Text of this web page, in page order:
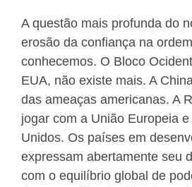
A questão mais profunda do
erosão da confiança na
conhecemos. O Bloco
EUA, não existe mais. A
das ameaças americanas. A
jogar com a União Europeia
Unidos. Os países em
expressam abertamente seu
com o equilíbrio global de